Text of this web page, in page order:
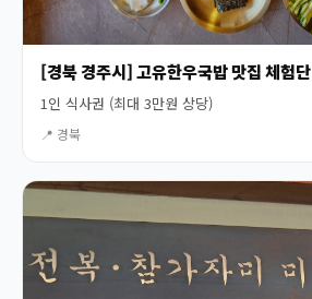
[경북 경주시] 고유한우국밥 맛집 체험단
1인 식사권 (최대 3만원 상당)
📍 경북